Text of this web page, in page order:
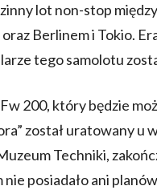
lot non-stop
Berlinem i Tokio.
tego samolotu
200, który będzie
został uratowany u
Techniki,
nie posiadało ani